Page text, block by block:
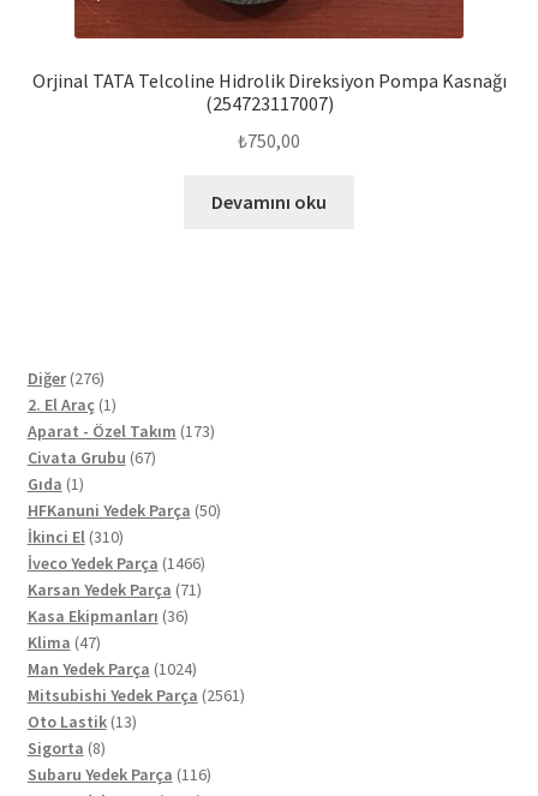
Orjinal TATA Telcoline Hidrolik Direksiyon Pompa Kasnağı
(254723117007)
₺750,00
Devamını oku
Diğer 276276
ürün
2. El Araç 11
ürün
Aparat - Özel Takım 173173
Civata Grubu 6767
Gıda 11
ürün
HFKanuni Yedek Parça 5050
İkinci El 310310
ürün
İveco Yedek Parça 14661466
ürün
Karsan Yedek Parça 7171
Kasa Ekipmanları 3636
Klima 4747
ürün
Man Yedek Parça 10241024
ürün
Mitsubishi Yedek Parça 25612561
Oto Lastik 1313
Sigorta 88
ürün
Subaru Yedek Parça 116116